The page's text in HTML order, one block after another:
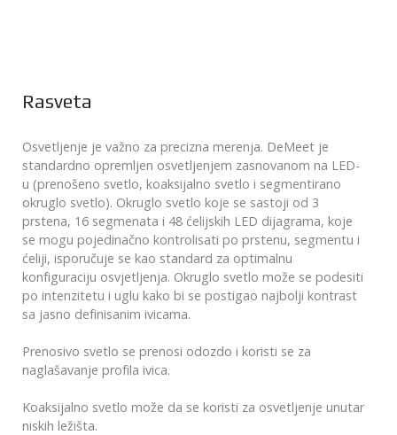
Rasveta
Osvetljenje je važno za precizna merenja. DeMeet je
standardno opremljen osvetljenjem zasnovanom na LED-
u (prenošeno svetlo, koaksijalno svetlo i segmentirano
okruglo svetlo). Okruglo svetlo koje se sastoji od 3
prstena, 16 segmenata i 48 ćelijskih LED dijagrama, koje
se mogu pojedinačno kontrolisati po prstenu, segmentu i
ćeliji, isporučuje se kao standard za optimalnu
konfiguraciju osvjetljenja. Okruglo svetlo može se podesiti
po intenzitetu i uglu kako bi se postigao najbolji kontrast
sa jasno definisanim ivicama.
Prenosivo svetlo se prenosi odozdo i koristi se za
naglašavanje profila ivica.
Koaksijalno svetlo može da se koristi za osvetljenje unutar
niskih ležišta.